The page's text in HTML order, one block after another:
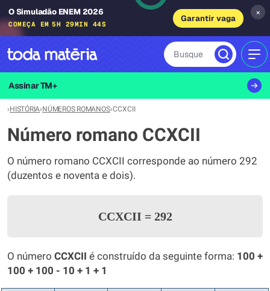
O Simuladão ENEM 2026
COMEÇA EM 5H 29MIN 44S
Garantir vaga
×
Busque
Assinar TM+
›HISTÓRIA›NÚMEROS ROMANOS›CCXCII
Número romano CCXCII
O número romano CCXCII corresponde ao número 292
(duzentos e noventa e dois).
CCXCII =292
O número CCXCII é construído da seguinte forma: 100 +
100 + 100 - 10 + 1 + 1